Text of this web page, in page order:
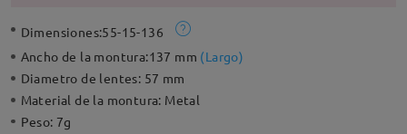
Dimensiones:55-15-136
Ancho de la montura:137 mm (Largo)
Diametro de lentes: 57 mm
Material de la montura: Metal
Peso: 7g